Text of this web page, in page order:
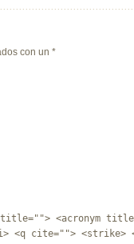
con un *
<acronym
<q cite=""> <strike>